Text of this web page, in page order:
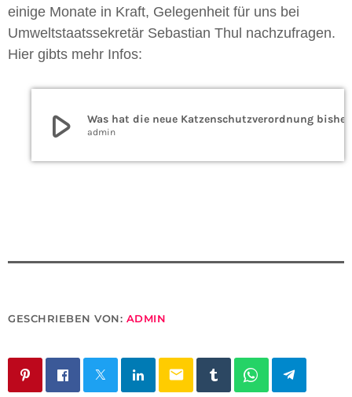
einige Monate in Kraft, Gelegenheit für uns bei
Umweltstaatssekretär Sebastian Thul nachzufragen.
Hier gibts mehr Infos:
play_arrow admin
GESCHRIEBEN VON: ADMIN
email